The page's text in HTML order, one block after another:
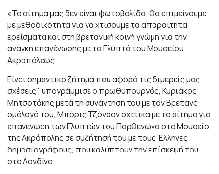
«Το αίτημά μας δεν είναι φωτοβολίδα. Θα επιμείνουμε
με μεθοδικότητα για να χτίσουμε τα απαραίτητα
ερείσματα και στη βρετανική κοινή γνώμη για την
ανάγκη επανένωσης με τα Γλυπτά του Μουσείου
Ακροπόλεως.
Είναι σημαντικό ζήτημα που αφορά τις διμερείς μας
σχέσεις", υπογράμμισε ο πρωθυπουργός, Κυριάκος
Μητσοτάκης μετά τη συνάντηση του με τον Βρετανό
ομόλογό του, Μπόρις Τζόνσον σχετικά με το αίτημα για
επανένωση των Γλυπτών του Παρθενώνα στο Μουσείο
της Ακρόπολης σε συζήτησή του με τους Έλληνες
δημοσιογράφους, που καλύπτουν την επίσκεψή του
στο Λονδίνο.